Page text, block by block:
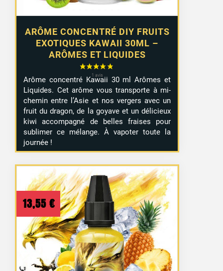
ARÔME CONCENTRÉ DIY FRUITS
EXOTIQUES KAWAII 30ML –
ARÔMES ET LIQUIDES
Arôme concentré Kawaii 30 ml Arômes et
Liquides. Cet arôme vous transporte à mi-
chemin entre l’Asie et nos vergers avec un
fruit du dragon, de la goyave et un délicieux
kiwi accompagné de belles fraises pour
sublimer ce mélange. À vapoter toute la
journée !
13,55 €